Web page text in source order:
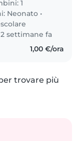
e amare i
e creativa e
1
Neonato •
settimane fa
1,00 €/ora
trovare più